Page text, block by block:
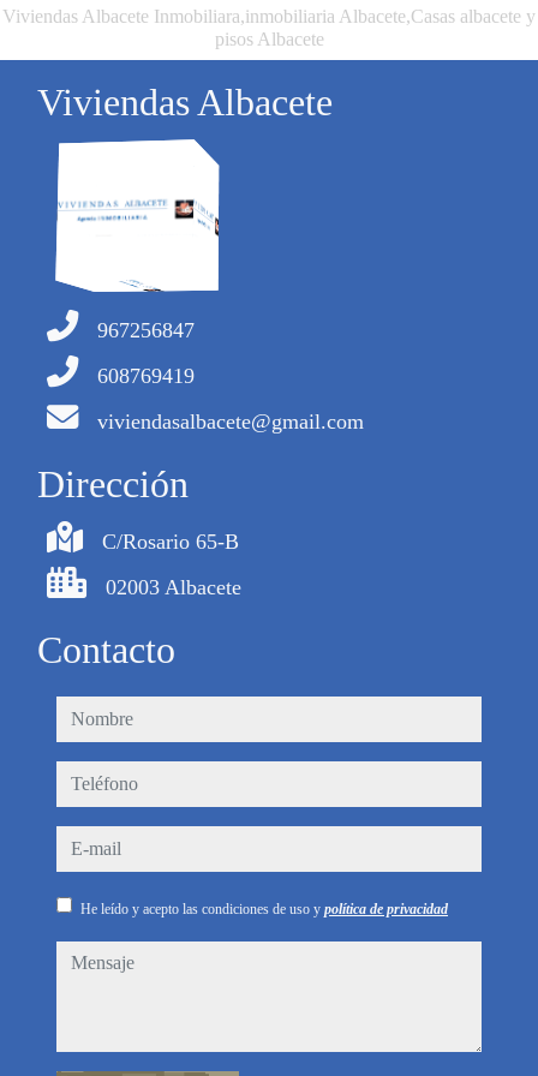
Viviendas Albacete Inmobiliara,inmobiliaria Albacete,Casas albacete y
pisos Albacete
Viviendas Albacete
967256847
608769419
viviendasalbacete@gmail.com
Dirección
C/Rosario 65-B
02003 Albacete
Contacto
nombre
teléfono
e-mail
He leído y acepto las condiciones de uso y política de privacidad
mensaje